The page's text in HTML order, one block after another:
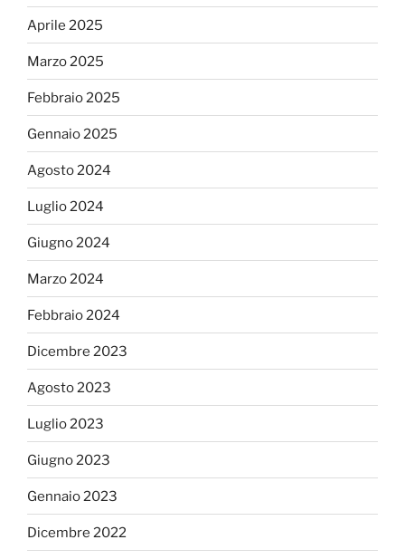
Aprile 2025
Marzo 2025
Febbraio 2025
Gennaio 2025
Agosto 2024
Luglio 2024
Giugno 2024
Marzo 2024
Febbraio 2024
Dicembre 2023
Agosto 2023
Luglio 2023
Giugno 2023
Gennaio 2023
Dicembre 2022